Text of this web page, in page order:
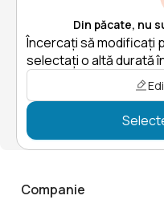
Din păcate, nu
Încercați să modificați
selectați o altă durată
Companie